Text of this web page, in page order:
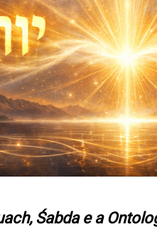
Śabda e a